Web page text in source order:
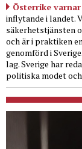
Österrike
inflytande i landet.
säkerhetstjänsten
och är i praktiken
genomförd i
lag. Sverige har
politiska modet